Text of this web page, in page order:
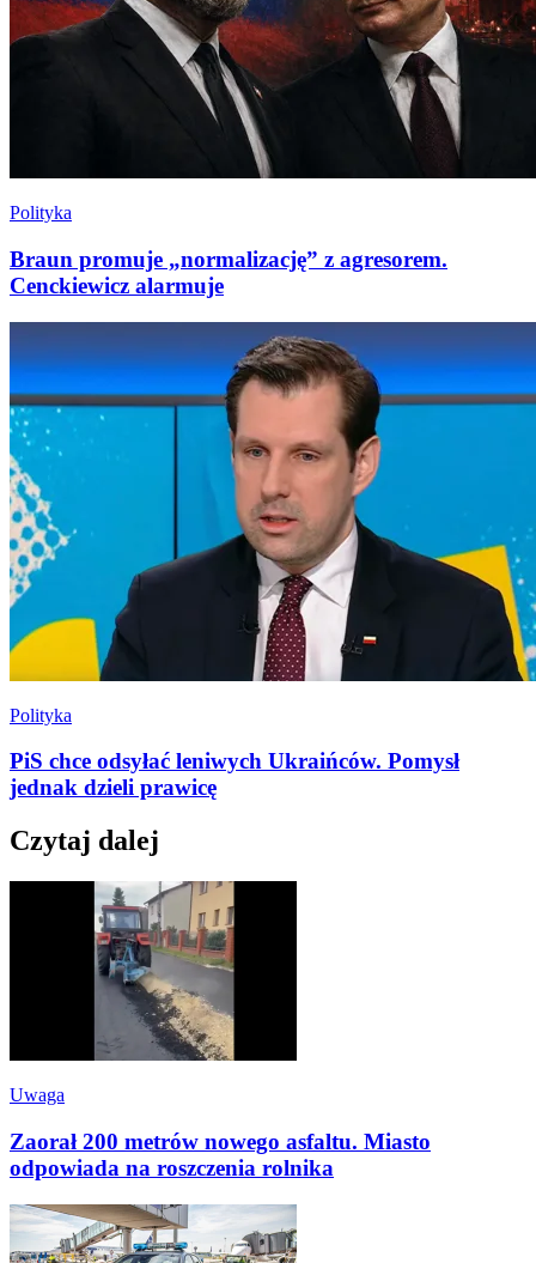
Polityka
Braun promuje „normalizację” z agresorem.
Cenckiewicz alarmuje
Polityka
PiS chce odsyłać leniwych Ukraińców. Pomysł
jednak dzieli prawicę
Czytaj dalej
Uwaga
Zaorał 200 metrów nowego asfaltu. Miasto
odpowiada na roszczenia rolnika